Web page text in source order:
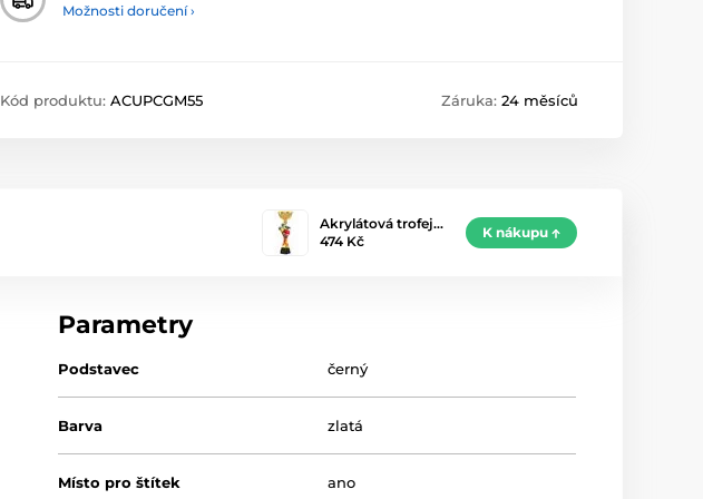
Možnosti doručení ›
Kód produktu: ACUPCGM55 Záruka: 24 měsíců
Akrylátová trofej…
474 Kč
K nákupu
Parametry
Podstavec černý
Barva zlatá
Místo pro štítek ano